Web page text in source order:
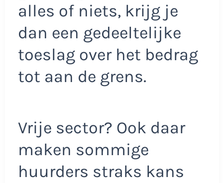
alles of niets, krijg je
dan een gedeeltelijke
toeslag over het bedrag
tot aan de grens.
Vrije sector? Ook daar
maken sommige
huurders straks kans